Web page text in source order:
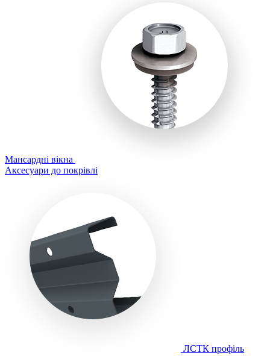
Мансардні вікна
Аксесуари до покрівлі
ЛСТК профіль